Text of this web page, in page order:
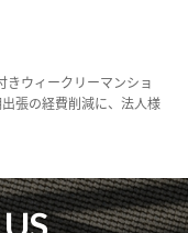
ウィークリーマンショ
張の経費削減に、法人様